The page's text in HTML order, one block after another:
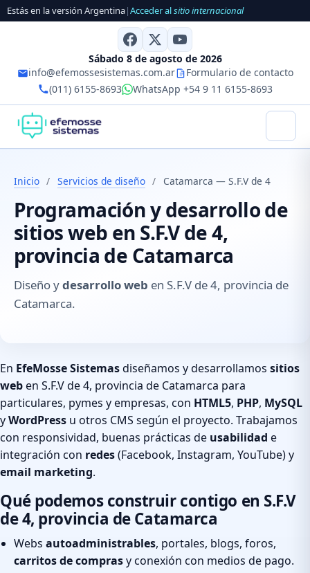
Estás en la versión Argentina|Acceder alsitio internacional
Sábado 8 de agosto de 2026
info@efemossesistemas.com.ar
Formulario de contacto
(011) 6155-8693
WhatsApp +54 9 11 6155-8693
Inicio / Servicios de diseño / Catamarca — S.F.V de 4
Programación y desarrollo de
sitios web en S.F.V de 4,
provincia de Catamarca
Diseño ydesarrollo web en S.F.V de 4, provincia de
Catamarca.
En EfeMosse Sistemasdiseñamos y desarrollamos sitios
weben S.F.V de 4, provincia de Catamarca para
particulares, pymes y empresas, con HTML5, PHP, MySQL
yWordPress u otros CMS según el proyecto. Trabajamos
con responsividad, buenas prácticas de usabilidad e
integración con redes(Facebook, Instagram, YouTube) y
email marketing.
Qué podemos construir contigo en S.F.V
de 4, provincia de Catamarca
Webs autoadministrables, portales, blogs, foros,
carritos de comprasy conexión con medios de pago.